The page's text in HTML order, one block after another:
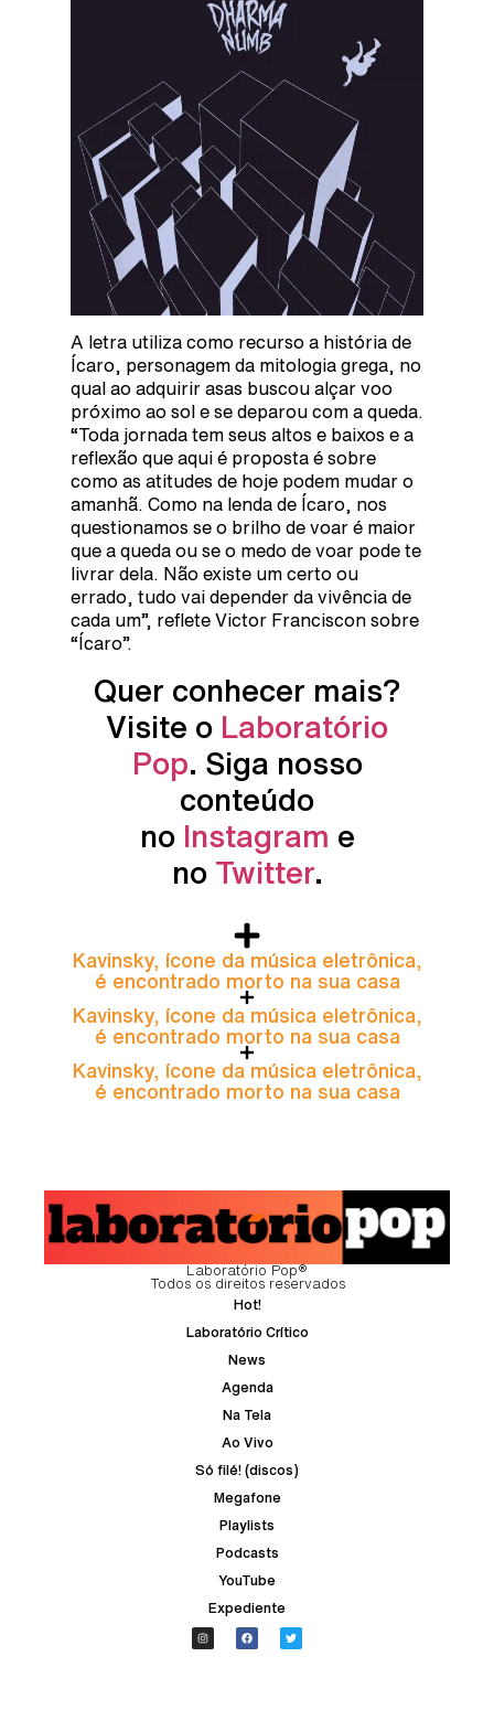
A letra utiliza como recurso a história de
Ícaro, personagem da mitologia grega, no
qual ao adquirir asas buscou alçar voo
próximo ao sol e se deparou com a queda.
“Toda jornada tem seus altos e baixos e a
reflexão que aqui é proposta é sobre
como as atitudes de hoje podem mudar o
amanhã. Como na lenda de Ícaro, nos
questionamos se o brilho de voar é maior
que a queda ou se o medo de voar pode te
livrar dela. Não existe um certo ou
errado, tudo vai depender da vivência de
cada um”, reflete Victor Franciscon sobre
“Ícaro”.
Quer conhecer mais?
Visite o Laboratório
Pop. Siga nosso
conteúdo
no Instagram e
no Twitter.
Kavinsky, ícone da música eletrônica,
é encontrado morto na sua casa
Kavinsky, ícone da música eletrônica,
é encontrado morto na sua casa
Kavinsky, ícone da música eletrônica,
é encontrado morto na sua casa
Laboratório Pop®
Todos os direitos reservados
Hot!
Laboratório Crítico
News
Agenda
Na Tela
Ao Vivo
Só filé! (discos)
Megafone
Playlists
Podcasts
YouTube
Expediente